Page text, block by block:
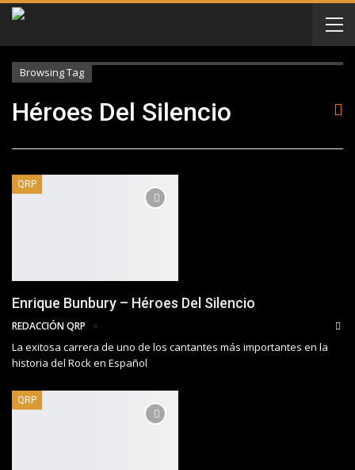
Browsing Tag
Héroes Del Silencio
QRP
Enrique Bunbury – Héroes Del Silencio
REDACCIÓN QRP
La exitosa carrera de uno de los cantantes más importantes en la
historia del Rock en Español
QRP